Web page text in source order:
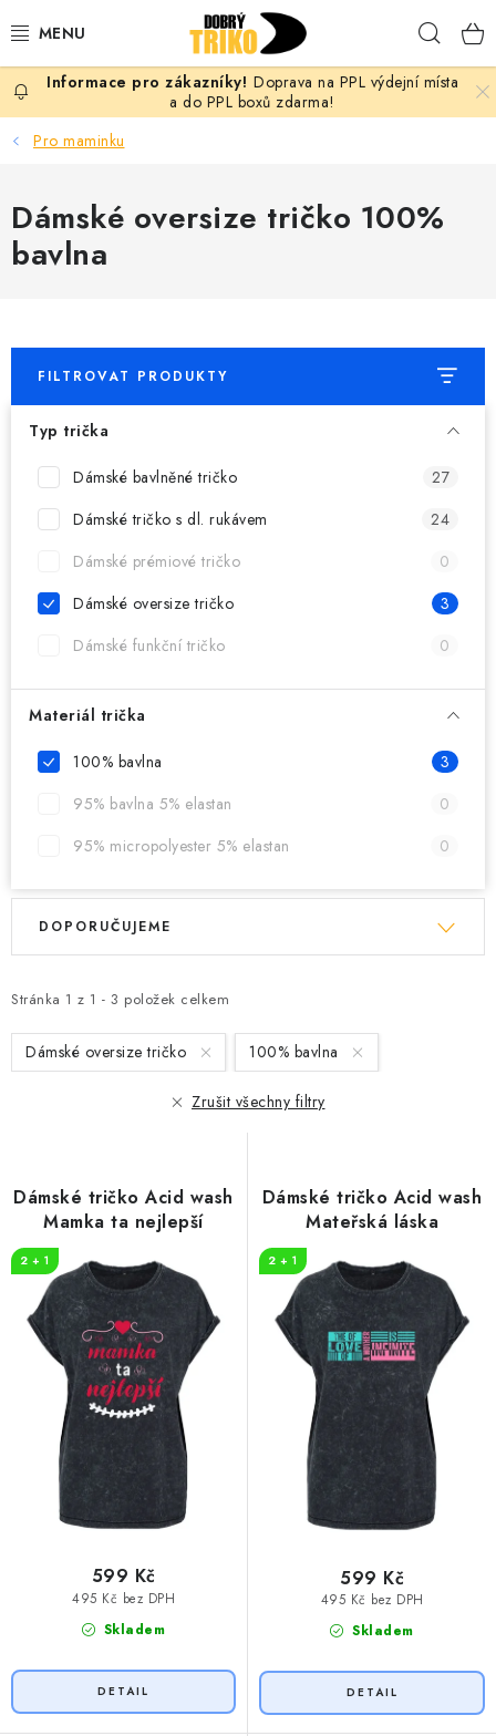
na
PRO ŽENY
PRO MUŽE
PRO DĚTI
DOPLŇKY
VLASTNÍ MOTIV
TRIČKA
OKAMŽITĚ K ODBĚRU
B2B
VÁNOCE
Časté otázky
Doprava a platba
Zásady zpracování ochrany osobních údajů
Kontakty
Doprava na PPL výdejní místa
a do PPL boxů zdarma!
Pro maminku
Dámské oversize tričko 100%
bavlna
FILTROVAT PRODUKTY
Typ trička
Dámské bavlněné tričko
27
Dámské tričko s dl. rukávem
24
Dámské prémiové tričko
0
Dámské oversize tričko
3
Dámské funkční tričko
0
Materiál trička
100% bavlna
3
95% bavlna 5% elastan
0
95% micropolyester 5% elastan
0
V
i
s
p
u
t
ů
Stránka 1 z 1 - 3 položek celkem
Ř
e
n
í
d
k
t
DOPORUČUJEME
Dámské oversize tričko 100% bavlna
Zrušit všechny filtry
Dámské tričko Acid wash
Mamka ta nejlepší
2 + 1
Skladem
495 Kč bez DPH
599 Kč
Dámské tričko Acid wash
Mateřská láska
2 + 1
Skladem
495 Kč bez DPH
599 Kč